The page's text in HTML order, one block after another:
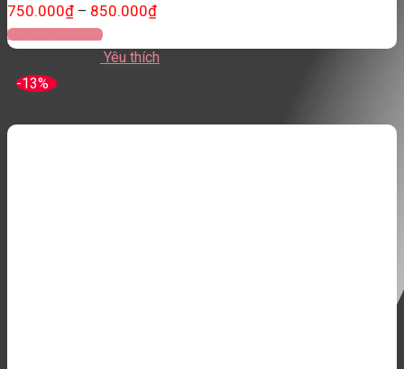
750.000₫ – 850.000₫
Thêm vào giỏ hàng
Yêu thích
-13%